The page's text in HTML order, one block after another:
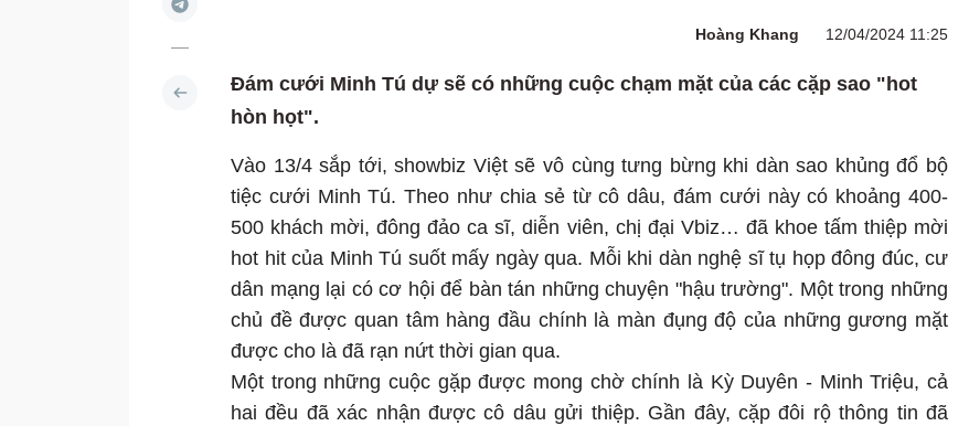
Hoàng Khang 12/04/2024 11:25
Đám cưới Minh Tú dự sẽ có những cuộc chạm mặt của các cặp sao "hot
hòn họt".
Vào 13/4 sắp tới, showbiz Việt sẽ vô cùng tưng bừng khi dàn sao khủng đổ bộ
tiệc cưới Minh Tú. Theo như chia sẻ từ cô dâu, đám cưới này có khoảng 400-
500 khách mời, đông đảo ca sĩ, diễn viên, chị đại Vbiz… đã khoe tấm thiệp mời
hot hit của Minh Tú suốt mấy ngày qua. Mỗi khi dàn nghệ sĩ tụ họp đông đúc, cư
dân mạng lại có cơ hội để bàn tán những chuyện "hậu trường". Một trong những
chủ đề được quan tâm hàng đầu chính là màn đụng độ của những gương mặt
được cho là đã rạn nứt thời gian qua.
Một trong những cuộc gặp được mong chờ chính là Kỳ Duyên - Minh Triệu, cả
hai đều đã xác nhận được cô dâu gửi thiệp. Gần đây, cặp đôi rộ thông tin đã